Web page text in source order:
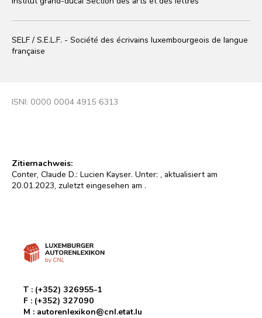
SELF / S.E.L.F. - Société des écrivains luxembourgeois de langue
française
ISNI: 0000 0004 4915 6313
Zitiernachweis:
Conter, Claude D.: Lucien Kayser. Unter: , aktualisiert am
20.01.2023, zuletzt eingesehen am .
T : (+352) 326955-1
F : (+352) 327090
M : autorenlexikon@cnl.etat.lu